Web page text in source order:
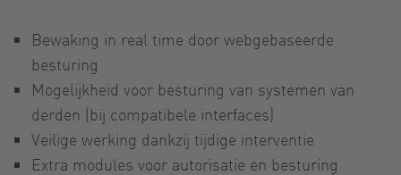
Bewaking in real time door webgebaseerde
besturing
Mogelijkheid voor besturing van systemen van
derden (bij compatibele interfaces)
Veilige werking dankzij tijdige interventie
Extra modules voor autorisatie en besturing